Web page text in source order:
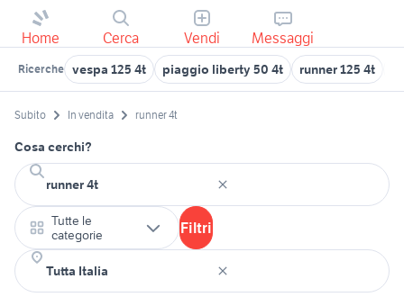
Home Cerca Vendi Messaggi
Ricerche vespa 125 4t piaggio liberty 50 4t runner 125 4t
Subito In vendita runner 4t
Cosa cerchi?
Tutte le
categorie
Filtri